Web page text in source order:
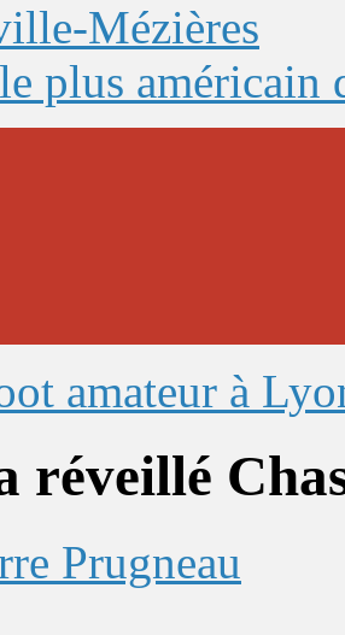
Mézières
plus américain
amateur à
réveillé
Prugneau